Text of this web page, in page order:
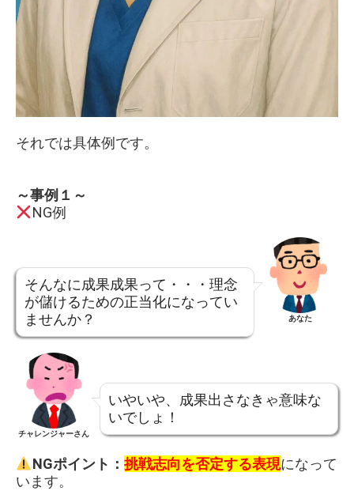
それでは具体例です。
～事例１～
NG例
そんなに成果成果って・・・理念
が儲けるための正当化になってい
ませんか？
あなた
チャレンジャーさん
いやいや、成果出さなきゃ意味な
いでしょ！
NGポイント： 挑戦志向を否定する表現になって
います。